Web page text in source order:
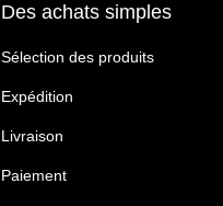
Des achats simples
Sélection des produits
Expédition
Livraison
Paiement